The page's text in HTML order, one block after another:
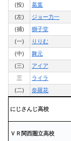
(投)
葛葉
(左)
ジョー力一
(捕)
獅子堂
(一)
りりむ
(中)
舞元
(三)
アイア
三
ライラ
(二)
奈羅花
にじさんじ高校
ＶＲ関西圏立高校